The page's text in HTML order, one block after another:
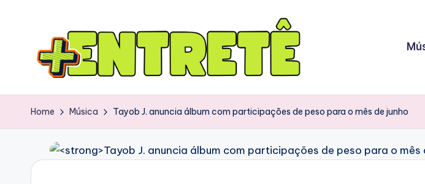
Home Música Tayob J. anuncia álbum com participações de peso para o mês de junho